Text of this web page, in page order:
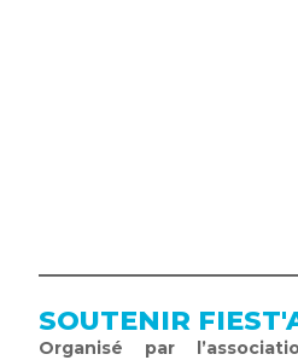
SOUTENIR
Organisé par